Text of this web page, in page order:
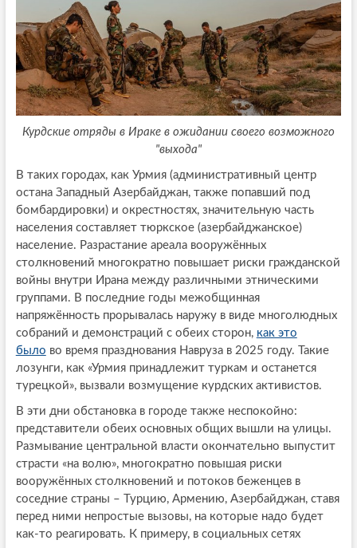
Курдские отряды в Ираке в ожидании своего возможного
"выхода"
В таких городах, как Урмия (административный центр
остана Западный Азербайджан, также попавший под
бомбардировки) и окрестностях, значительную часть
населения составляет тюркское (азербайджанское)
население. Разрастание ареала вооружённых
столкновений многократно повышает риски гражданской
войны внутри Ирана между различными этническими
группами. В последние годы межобщинная
напряжённость прорывалась наружу в виде многолюдных
собраний и демонстраций с обеих сторон, как это
было во время празднования Навруза в 2025 году. Такие
лозунги, как «Урмия принадлежит туркам и останется
турецкой», вызвали возмущение курдских активистов.
В эти дни обстановка в городе также неспокойно:
представители обеих основных общих вышли на улицы.
Размывание центральной власти окончательно выпустит
страсти «на волю», многократно повышая риски
вооружённых столкновений и потоков беженцев в
соседние страны – Турцию, Армению, Азербайджан, ставя
перед ними непростые вызовы, на которые надо будет
как-то реагировать. К примеру, в социальных сетях